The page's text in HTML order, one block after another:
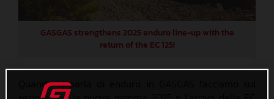
GASGAS strengthens 2025 enduro line-up with the
return of the EC 125!
Quando si parla di enduro, in GASGAS facciamo sul